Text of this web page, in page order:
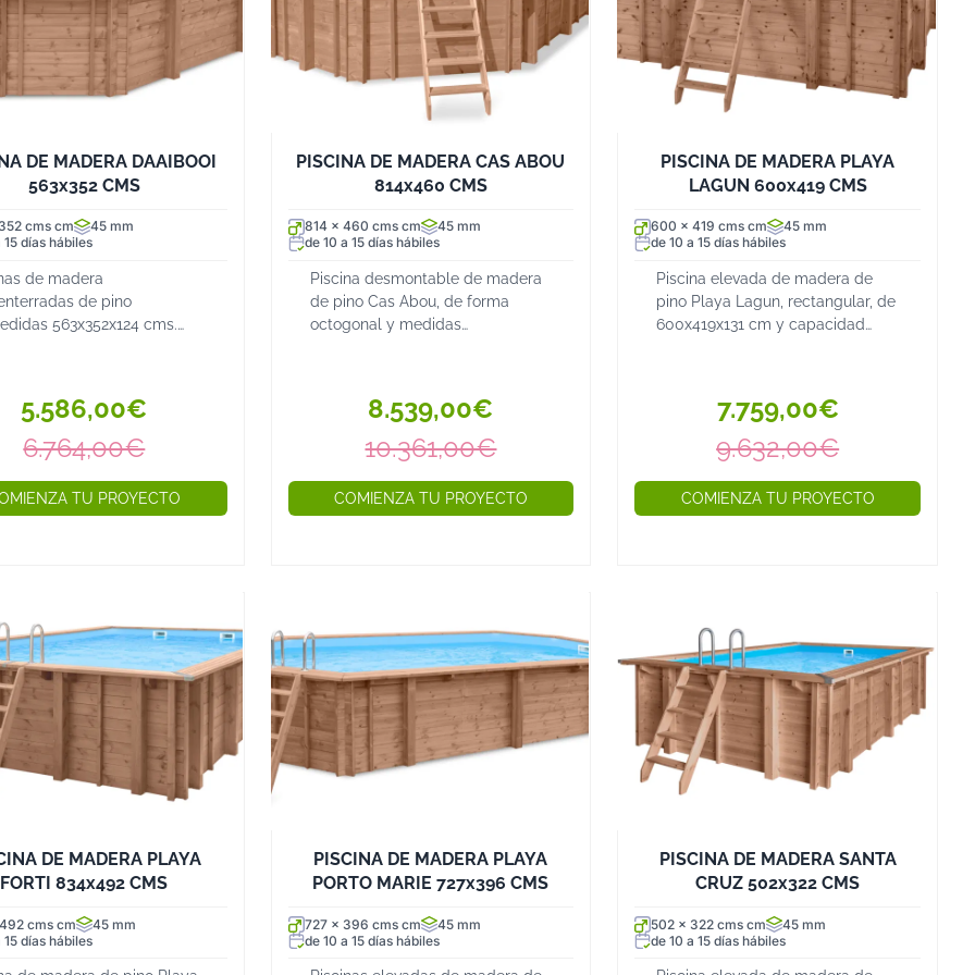
✔️ Facilidad de Montaje: Algunas piscinas requieren más tiempo y herramientas para
su instalación.
✔️ Accesorios y Mantenimiento: Asegúrate de incluir filtros, cubiertas o depuradoras
según las necesidades de la piscina.
necesidad de realizar grandes inversiones ni obras complicadas. Gracias a su fácil
instalación, versatilidad y opciones para todos los presupuestos, cualquiera puede
tener una piscina en su jardín o patio.
Explora nuestra selección de piscinas elevadas y elige la que mejor se adapte a tu
espacio y necesidades. ¡Prepárate para disfrutar del verano con la piscina ideal!
DE MADERA DAAIBOOI
563x352 CMS
cms cm
45 mm
15 días hábiles
de madera
de pino
563x352x124 cms.
con convertidores de
5.586,00€
6.764,00€
TU PROYECTO
PISCINA DE MADERA CAS ABOU
814x460 CMS
814 x 460 cms cm
45 mm
de 10 a 15 días hábiles
Piscina desmontable de madera
de pino Cas Abou, de forma
octogonal y medidas
depuradora, bomba y filtro de
8.539,00€
10.361,00€
COMIENZA TU PROYECTO
PISCINA DE MADERA PLAYA
LAGUN 600x419 CMS
600 x 419 cms cm
45 mm
de 10 a 15 días hábiles
Piscina elevada de madera de
pino Playa Lagun, rectangular, de
600x419x131 cm y capacidad
7.759,00€
9.632,00€
COMIENZA TU PROYECTO
DE MADERA PLAYA
FORTI 834x492 CMS
cms cm
45 mm
15 días hábiles
PISCINA DE MADERA PLAYA
PORTO MARIE 727x396 CMS
727 x 396 cms cm
45 mm
de 10 a 15 días hábiles
PISCINA DE MADERA SANTA
CRUZ 502x322 CMS
502 x 322 cms cm
45 mm
de 10 a 15 días hábiles